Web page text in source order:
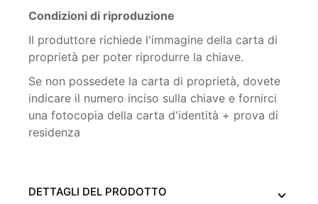
Condizioni di riproduzione
Il produttore richiede l'immagine della carta di
proprietà per poter riprodurre la chiave.
Se non possedete la carta di proprietà, dovete
indicare il numero inciso sulla chiave e fornirci
una fotocopia della carta d'identità + prova di
residenza
DETTAGLI DEL PRODOTTO